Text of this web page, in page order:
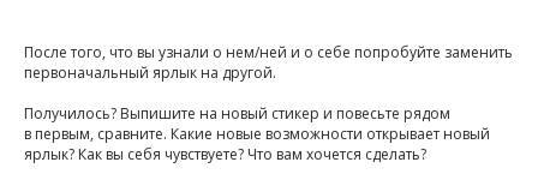
После того, что вы узнали о нем/ней и о себе попробуйте заменить
первоначальный ярлык на другой.
Получилось? Выпишите на новый стикер и повесьте рядом
в первым, сравните. Какие новые возможности открывает новый
ярлык? Как вы себя чувствуете? Что вам хочется сделать?